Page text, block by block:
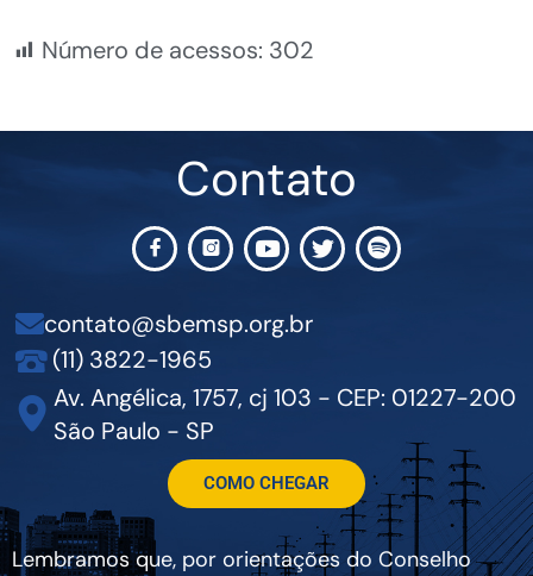
Número de acessos: 302
Contato
contato@sbemsp.org.br
(11) 3822-1965
Av. Angélica, 1757, cj 103 - CEP: 01227-200
São Paulo - SP
COMO CHEGAR
Lembramos que, por orientações do Conselho